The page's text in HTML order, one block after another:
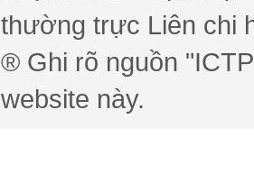
thường trực Liên chi
® Ghi rõ nguồn
website này.